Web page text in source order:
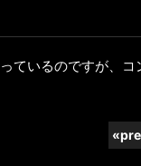
いるのですが、
«